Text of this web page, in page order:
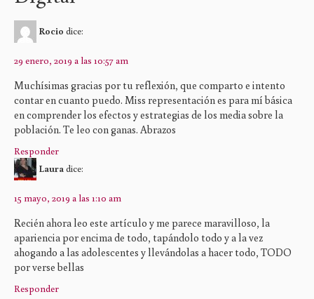
Rocio dice:
29 enero, 2019 a las 10:57 am
Muchísimas gracias por tu reflexión, que comparto e intento
contar en cuanto puedo. Miss representación es para mí básica
en comprender los efectos y estrategias de los media sobre la
población. Te leo con ganas. Abrazos
Responder
Laura dice:
15 mayo, 2019 a las 1:10 am
Recién ahora leo este artículo y me parece maravilloso, la
apariencia por encima de todo, tapándolo todo y a la vez
ahogando a las adolescentes y llevándolas a hacer todo, TODO
por verse bellas
Responder